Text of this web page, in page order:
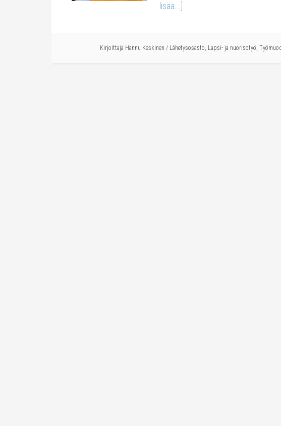
lisää...]
Kirjoittaja Hannu Keskinen / Lähetysosasto, Lapsi- ja nuorisotyö,